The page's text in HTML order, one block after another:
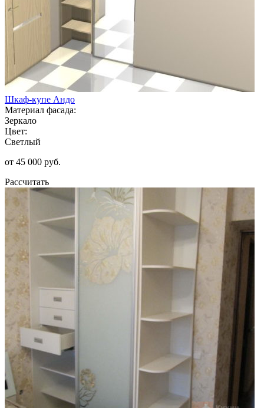
Шкаф-купе Андо
Материал фасада:
Зеркало
Цвет:
Светлый
от 45 000 руб.
Рассчитать